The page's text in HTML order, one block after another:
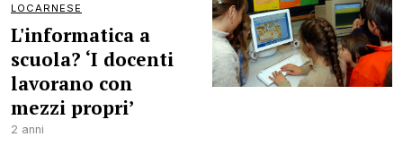
LOCARNESE
L'informatica a
scuola? ‘I docenti
lavorano con
mezzi propri’
2 anni